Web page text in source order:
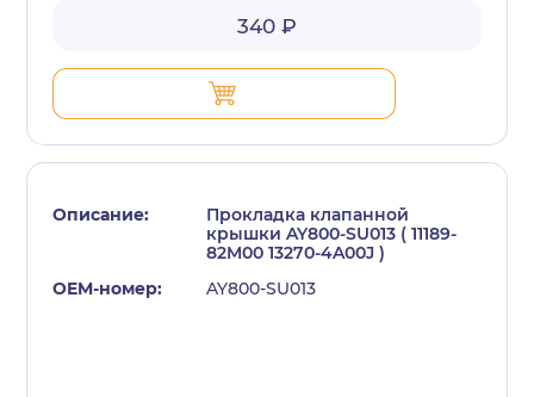
340 ₽
Прокладка клапанной
крышки AY800-SU013 ( 11189-
82M00 13270-4A00J )
AY800-SU013